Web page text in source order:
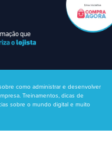
como administrar e desenvolver
Treinamentos, dicas de
sobre o mundo digital e muito